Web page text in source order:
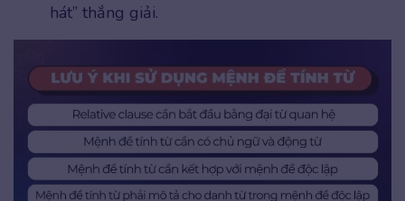
hát” thắng giải.